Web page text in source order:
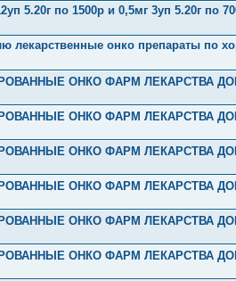
5.20г по 1500р и 0,5мг 3уп 5.20г по
лекарственные онко препараты по
ОНКО ФАРМ ЛЕКАРСТВА
ОНКО ФАРМ ЛЕКАРСТВА
ОНКО ФАРМ ЛЕКАРСТВА
ОНКО ФАРМ ЛЕКАРСТВА
ОНКО ФАРМ ЛЕКАРСТВА
ОНКО ФАРМ ЛЕКАРСТВА